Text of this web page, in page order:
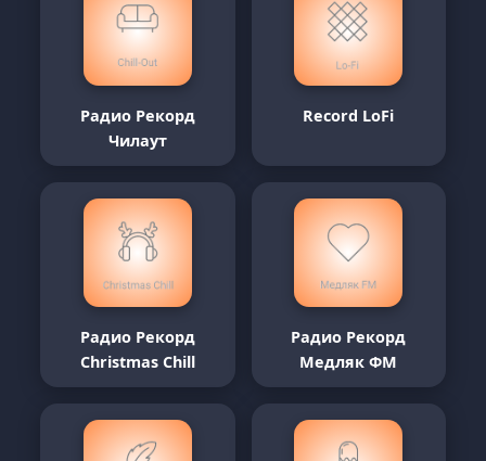
Радио Рекорд
Чилаут
Record LoFi
Радио Рекорд
Christmas Chill
Радио Рекорд
Медляк ФМ